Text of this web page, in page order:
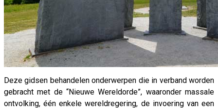
Deze gidsen behandelen onderwerpen die in verband worden
gebracht met de “Nieuwe Wereldorde”, waaronder massale
ontvolking, één enkele wereldregering, de invoering van een